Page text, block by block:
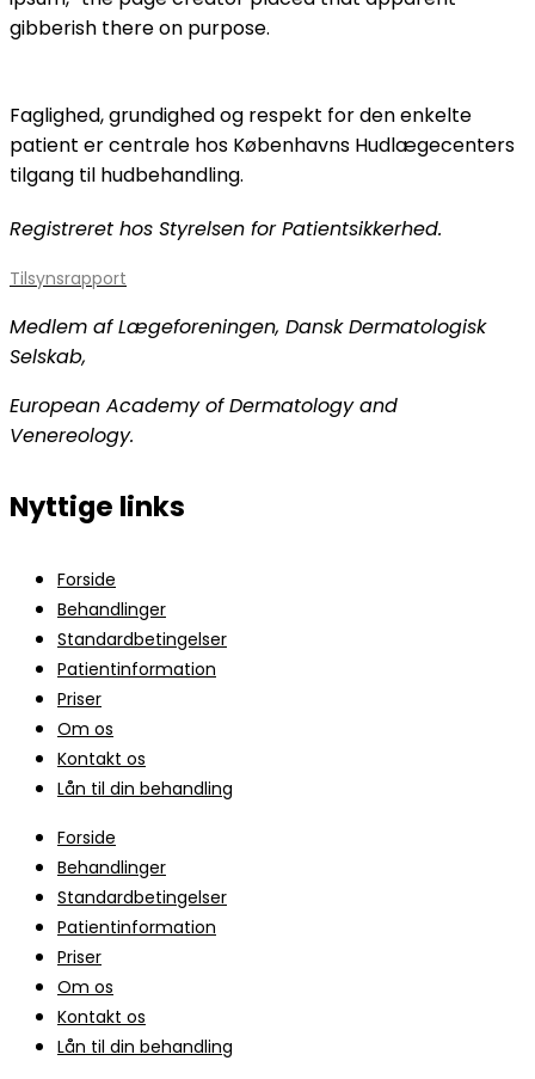
gibberish there on purpose.
Faglighed, grundighed og respekt for den enkelte
patient er centrale hos Københavns Hudlægecenters
tilgang til hudbehandling.
Registreret hos Styrelsen for Patientsikkerhed.
Tilsynsrapport
Medlem af Lægeforeningen, Dansk Dermatologisk
Selskab,
European Academy of Dermatology and
Venereology.
Nyttige links
Forside
Behandlinger
Standardbetingelser
Patientinformation
Priser
Om os
Kontakt os
Lån til din behandling
Forside
Behandlinger
Standardbetingelser
Patientinformation
Priser
Om os
Kontakt os
Lån til din behandling